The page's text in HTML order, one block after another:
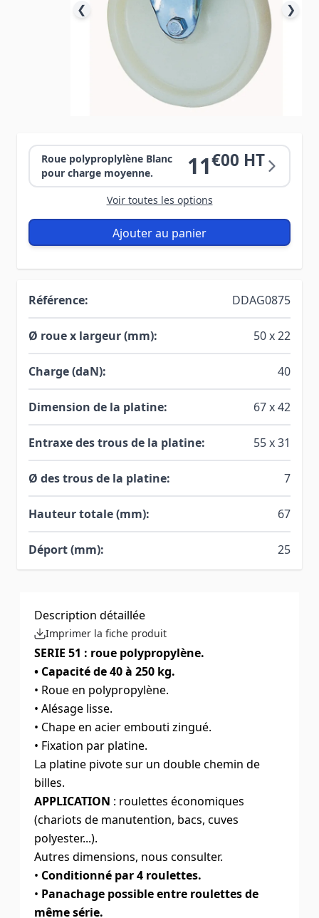
Roue polyproplylène Blanc
pour charge moyenne.
11€00 HT
Voir toutes les options
Ajouter au panier
Référence: DDAG0875
Ø roue x largeur (mm): 50 x 22
Charge (daN): 40
Dimension de la platine: 67 x 42
Entraxe des trous de la platine: 55 x 31
Ø des trous de la platine: 7
Hauteur totale (mm): 67
Déport (mm): 25
❮ ❯
Description détaillée
Imprimer la fiche produit
SERIE 51 : roue polypropylène.
• Capacité de 40 à 250 kg.
• Roue en polypropylène.
• Alésage lisse.
• Chape en acier embouti zingué.
• Fixation par platine.
La platine pivote sur un double chemin de
billes.
APPLICATION : roulettes économiques
(chariots de manutention, bacs, cuves
polyester...).
Autres dimensions, nous consulter.
• Conditionné par 4 roulettes.
• Panachage possible entre roulettes de
même série.